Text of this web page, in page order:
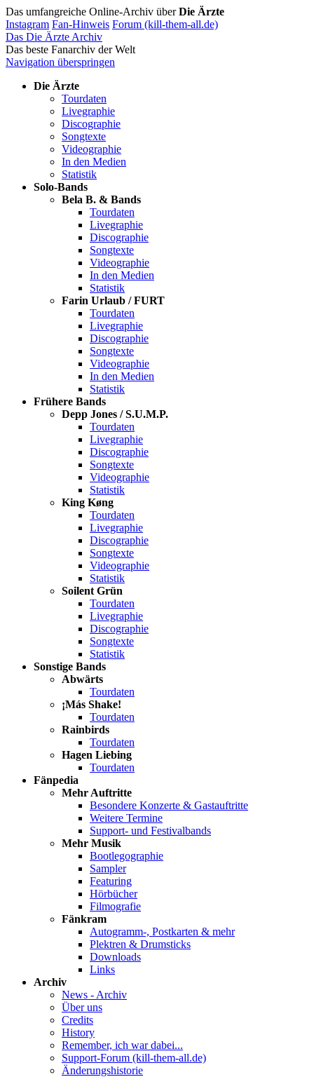
Das umfangreiche Online-Archiv überDie Ärzte
Instagram Fan-Hinweis Forum (kill-them-all.de)
Das Die Ärzte Archiv
Das beste Fanarchiv der Welt
Navigation überspringen
Die Ärzte
Tourdaten
Livegraphie
Discographie
Songtexte
Videographie
In den Medien
Statistik
Solo-Bands
Bela B. & Bands
Tourdaten
Livegraphie
Discographie
Songtexte
Videographie
In den Medien
Statistik
Farin Urlaub / FURT
Tourdaten
Livegraphie
Discographie
Songtexte
Videographie
In den Medien
Statistik
Frühere Bands
Depp Jones / S.U.M.P.
Tourdaten
Livegraphie
Discographie
Songtexte
Videographie
Statistik
King Køng
Tourdaten
Livegraphie
Discographie
Songtexte
Videographie
Statistik
Soilent Grün
Tourdaten
Livegraphie
Discographie
Songtexte
Statistik
Sonstige Bands
Abwärts
Tourdaten
¡Más Shake!
Tourdaten
Rainbirds
Tourdaten
Hagen Liebing
Tourdaten
Fänpedia
Mehr Auftritte
Besondere Konzerte & Gastauftritte
Weitere Termine
Support- und Festivalbands
Mehr Musik
Bootlegographie
Sampler
Featuring
Hörbücher
Filmografie
Fänkram
Autogramm-, Postkarten & mehr
Plektren & Drumsticks
Downloads
Links
Archiv
News - Archiv
Über uns
Credits
History
Remember, ich war dabei...
Support-Forum (kill-them-all.de)
Änderungshistorie